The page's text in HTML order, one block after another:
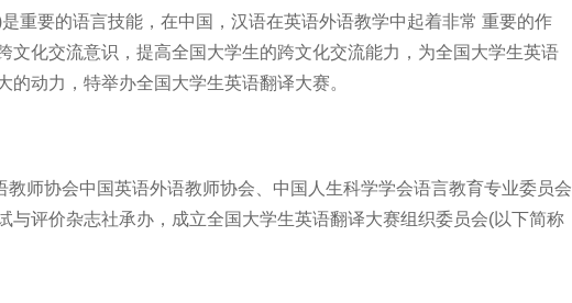
要的语言技能，在中国，汉语在英语外语教学中起着非常 重要的作
文化交流意识，提高全国大学生的跨文化交流能力，为全国大学生英语
的动力，特举办全国大学生英语翻译大赛。
师协会中国英语外语教师协会、中国人生科学学会语言教育专业委员会
与评价杂志社承办，成立全国大学生英语翻译大赛组织委员会(以下简称